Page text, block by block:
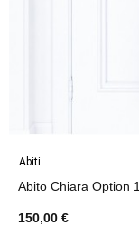
Abiti
Abito Chiara Option 1
150,00 €